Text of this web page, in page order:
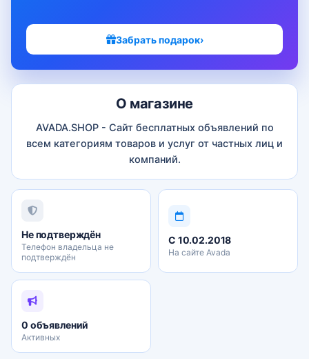
О магазине
AVADA.SHOP - Сайт бесплатных объявлений по
всем категориям товаров и услуг от частных лиц и
компаний.
Не подтверждён
Телефон владельца не
подтверждён
С 10.02.2018
На сайте Avada
0 объявлений
Активных
Забрать подарок›